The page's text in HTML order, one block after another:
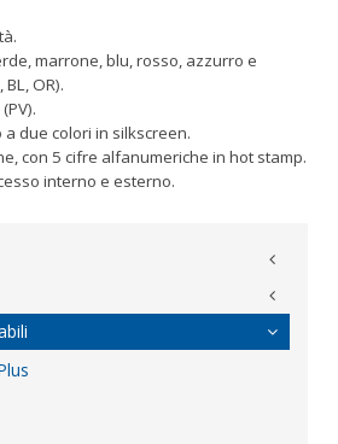
marrone, blu, rosso, azzurro e
BL, OR).
a due colori in silkscreen.
con 5 cifre alfanumeriche in hot stamp.
interno e esterno.